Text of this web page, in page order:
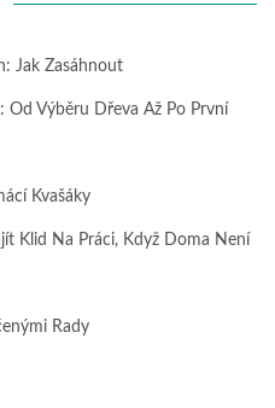
Jak Zasáhnout
Od Výběru Dřeva Až Po První
Kvašáky
Klid Na Práci, Když Doma Není
Rady